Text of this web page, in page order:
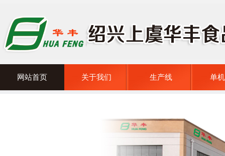
网站首页 关于我们 生产线 单